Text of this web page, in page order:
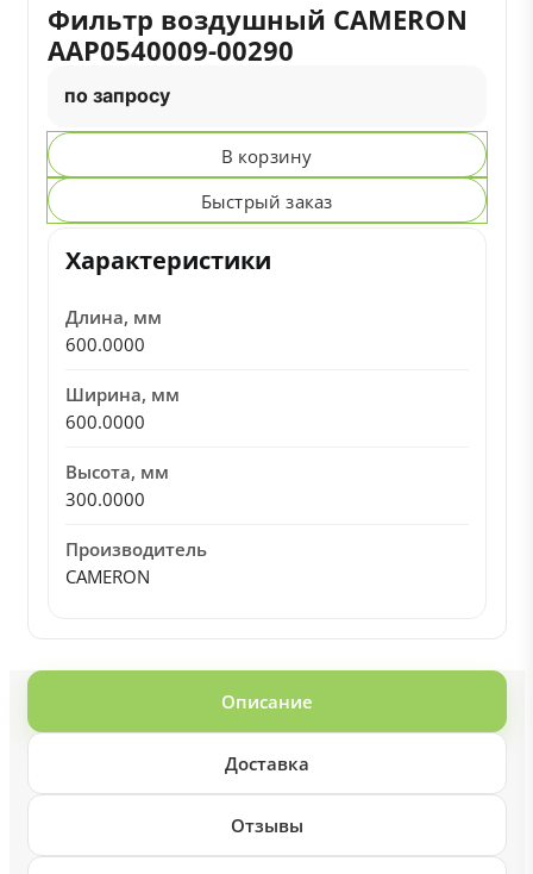
Фильтр воздушный CAMERON
AAP0540009-00290
по запросу
В корзину
Быстрый заказ
Характеристики
Длина, мм
600.0000
Ширина, мм
600.0000
Высота, мм
300.0000
Производитель
CAMERON
Описание
Доставка
Отзывы